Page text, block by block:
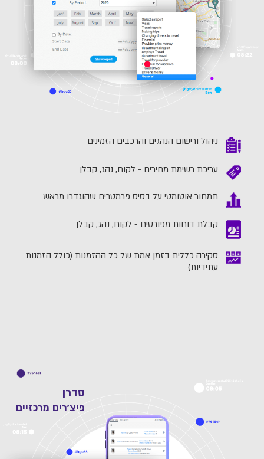
ניהול ורישום הנהגים והרכבים הזמינים
עריכת רשימת מחירים - לקוח, נהג, קבלן
תמחור אוטומטי על בסיס פרמטרים שהוגדרו מראש
קבלת דוחות מפורטים - לקוח, נהג, קבלן
סקירה כללית בזמן אמת של כל ההזמנות (כולל הזמנות
עתידיות)
סדרן
פיצ'רים מרכזיים